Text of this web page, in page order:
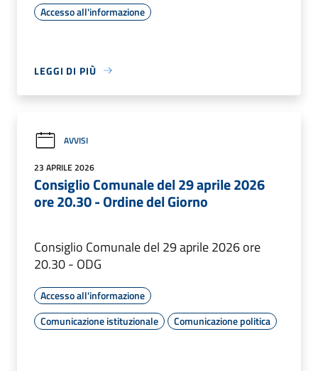
Accesso all'informazione
LEGGI DI PIÙ
AVVISI
23 APRILE 2026
Consiglio Comunale del 29 aprile 2026
ore 20.30 - Ordine del Giorno
Consiglio Comunale del 29 aprile 2026 ore
20.30 - ODG
Accesso all'informazione
Comunicazione istituzionale
Comunicazione politica